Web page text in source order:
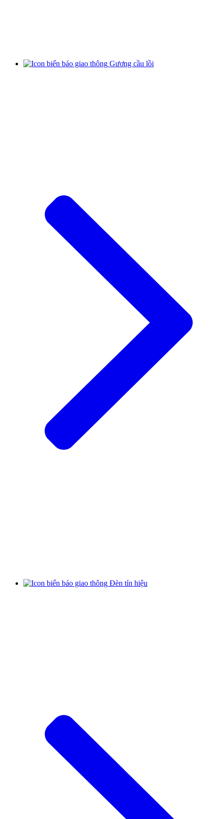
Gương cầu lồi
Đèn tín hiệu